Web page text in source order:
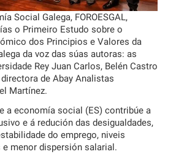
Social Galega, FOROESGAL,
o Primeiro Estudo sobre o
dos Principios e Valores da
da voz das súas autoras: as
Rey Juan Carlos, Belén Castro
de Abay Analistas
Martínez.
a economía social (ES) contribúe a
e á redución das desigualdades,
do emprego, niveis
menor dispersión salarial.